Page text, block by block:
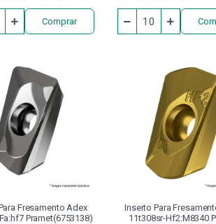
MESA DE SENO
PINÇA PORTA MACHO
PLACA PARA CENTRO DE USINAGEM
PORTA RECARTILHA
Comprar
Fresamento Adex
Pramet(6753138)
Inserto Para
11t308sr-Hf2:m8340